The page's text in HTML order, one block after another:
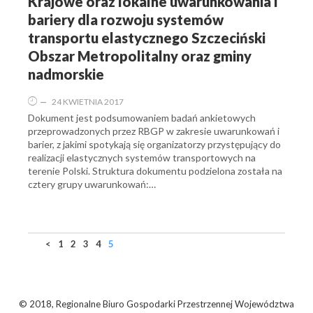
bariery dla rozwoju systemów
transportu elastycznego Szczeciński
Obszar Metropolitalny oraz gminy
nadmorskie
— 24 KWIETNIA 2017
Dokument jest podsumowaniem badań ankietowych
przeprowadzonych przez RBGP w zakresie uwarunkowań i
barier, z jakimi spotykają się organizatorzy przystępujący do
realizacji elastycznych systemów transportowych na
terenie Polski. Struktura dokumentu podzielona została na
cztery grupy uwarunkowań:…
< 1 2 3 4 5
© 2018, Regionalne Biuro Gospodarki Przestrzennej Województwa